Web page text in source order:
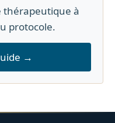
thérapeutique à
protocole.
→